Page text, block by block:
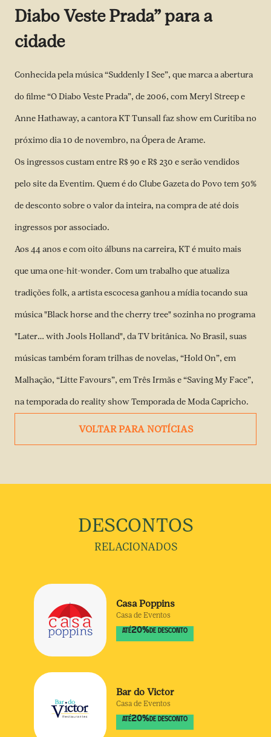
Diabo Veste Prada” para a
cidade
Conhecida pela música “Suddenly I See”, que marca a abertura
do filme “O Diabo Veste Prada”, de 2006, com Meryl Streep e
Anne Hathaway, a cantora KT Tunsall faz show em Curitiba no
próximo dia 10 de novembro, na Ópera de Arame.
Os ingressos custam entre R$ 90 e R$ 230 e serão vendidos
pelo site daEventim. Quem é do Clube Gazeta do Povo tem 50%
de desconto sobre o valor da inteira, na compra de até dois
ingressos por associado.
Aos 44 anos e com oito álbuns na carreira, KT é muito mais
que uma one-hit-wonder. Com um trabalho que atualiza
tradições folk, a artista escocesa ganhou a mídia tocando sua
música "Black horse and the cherry tree" sozinha no programa
"Later… with Jools Holland", da TV britânica. No Brasil, suas
músicas também foram trilhas de novelas, “Hold On”, em
Malhação, “Litte Favours”, em Três Irmãs e “Saving My Face”,
na temporada do reality show Temporada de Moda Capricho.
VOLTAR PARA NOTÍCIAS
DESCONTOS
RELACIONADOS
Casa Poppins
Casa de Eventos
ATÉ20% DE DESCONTO
Bar do Victor
Casa de Eventos
ATÉ20% DE DESCONTO